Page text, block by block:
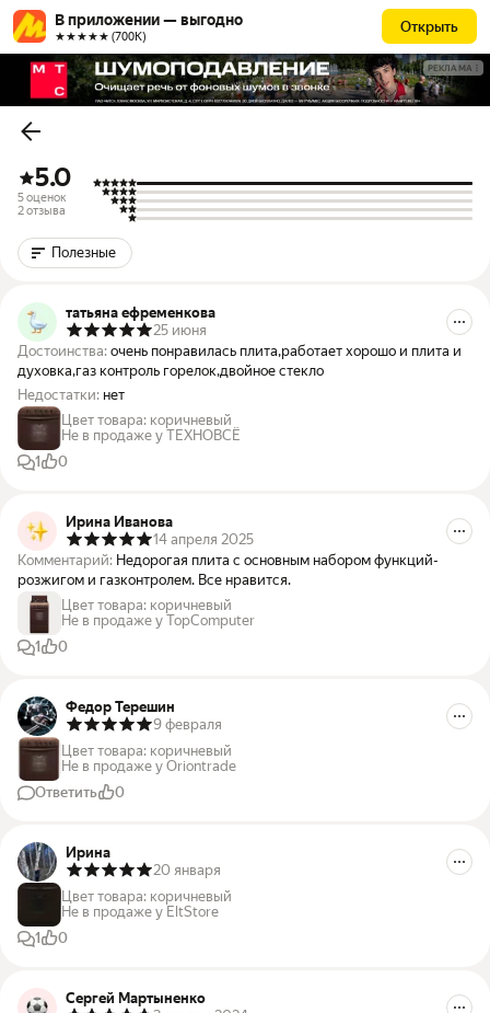
В приложении — выгодно
★★★★★ (700К)
Открыть
РЕКЛАМА
5.0
5 оценок
2 отзыва
Полезные
татьяна ефременкова
25 июня
Достоинства: очень понравилась плита,работает хорошо и плита и
духовка,газ контроль горелок,двойное стекло
Недостатки: нет
Цвет товара: коричневый
Не в продаже у ТЕХНОВСЁ
1
0
Ирина Иванова
14 апреля 2025
Комментарий: Недорогая плита с основным набором функций-
розжигом и газконтролем. Все нравится.
Цвет товара: коричневый
Не в продаже у TopComputer
1
0
Федор Терешин
9 февраля
Цвет товара: коричневый
Не в продаже у Oriontrade
Ответить
0
Ирина
20 января
Цвет товара: коричневый
Не в продаже у EltStore
1
0
Сергей Мартыненко